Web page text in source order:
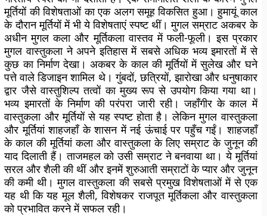
मूर्तियों की विशेषताओं का एक अलग समूह विकसित हुआ। हुमायूं काल
के दौरान मूर्तियों में भी ये विशेषताएं स्पष्ट थीं। मुगल सम्राट अकबर के
अधीन मुगल कला और मूर्तिकला वास्तव में फली-फूली। इस प्रकार
मुगल वास्तुकला ने अपने इतिहास में सबसे अधिक भव्य इमारतों में से
कुछ का निर्माण देखा। अकबर के काल की मूर्तियों में सुलेख और घने
पत्ते वाले डिजाइन शामिल थे। गुंबदों, छत्रियों, झारोखा और धनुषाकार
द्वार जैसे वास्तुशिल्प तत्वों का मुख्य रूप से उपयोग किया गया था।
भव्य इमारतों के निर्माण की परंपरा जारी रही। जहाँगीर के काल में
वास्तुकला और मूर्तियों से यह स्पष्ट होता है। लेकिन मुगल वास्तुकला
और मूर्तियां शाहजहाँ के शासन में नई ऊंचाई पर पहुँच गईं। शाहजहाँ
के काल की मूर्तियां कला और वास्तुकला के लिए सम्राट के जुनून की
याद दिलाती हैं। ताजमहल को उसी सम्राट ने बनवाया था। ये मूर्तियां
सरल और शैली की थीं और इनमें शुरुआती सम्राटों के प्यार और जुनून
की कमी थी। मुगल वास्तुकला की सबसे प्रमुख विशेषताओं में से एक
यह थी कि यह मूल शैली, विशेषकर राजपूत मूर्तिकला और वास्तुकला
को प्रभावित करने में सफल रही।